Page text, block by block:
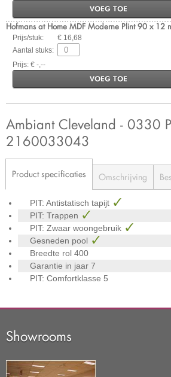
VOEG TOE
Hofmans at Home MDF Moderne Plint 90 x 12
Prijs/stuk:
€ 16,68
Aantal stuks:
Prijs: € -,--
VOEG TOE
Ambiant Cleveland - 0330
2160033043
Product specificaties Omschrijving
PIT: Antistatisch tapijt
PIT: Trappen
PIT: Zwaar woongebruik
Gesneden pool
Breedte rol 400
Garantie in jaar 7
PIT: Comfortklasse 5
Showrooms